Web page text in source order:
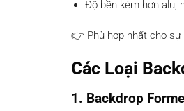
Độ bền kém hơn alu,
👉 Phù hợp nhất cho sự
Các Loại
1. Backdrop